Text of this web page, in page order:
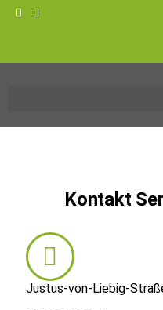
Kontakt
Justus-von-Liebig-